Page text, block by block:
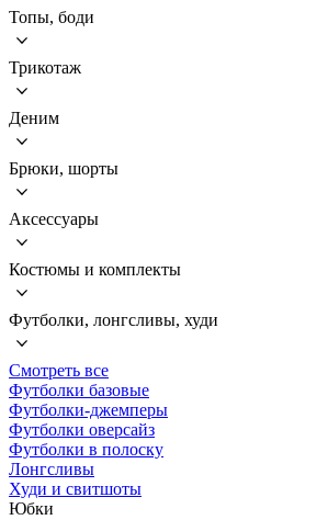
Топы, боди
Трикотаж
Деним
Брюки, шорты
Аксессуары
Костюмы и комплекты
Футболки, лонгсливы, худи
Смотреть все
Футболки базовые
Футболки-джемперы
Футболки оверсайз
Футболки в полоску
Лонгсливы
Худи и свитшоты
Юбки